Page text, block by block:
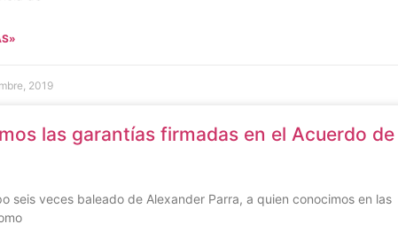
2019
las garantías firmadas en el Acuerdo de
seis veces baleado de Alexander Parra, a quien conocimos en las